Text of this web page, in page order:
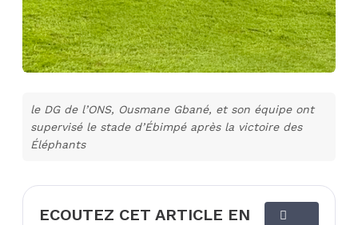
le DG de l’ONS, Ousmane Gbané, et son équipe ont
supervisé le stade d’Ébimpé après la victoire des
Éléphants
ECOUTEZ CET ARTICLE EN